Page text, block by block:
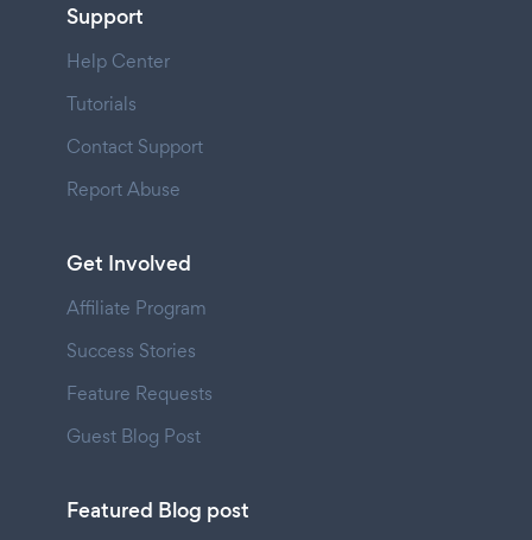
Support
Help Center
Tutorials
Contact Support
Report Abuse
Get Involved
Affiliate Program
Success Stories
Feature Requests
Guest Blog Post
Featured Blog post